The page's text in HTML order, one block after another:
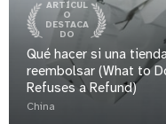
ARTÍCUL
O
DESTACA
DO
Qué hacer si una
reembolsar (What to
Refuses a Refund)
China